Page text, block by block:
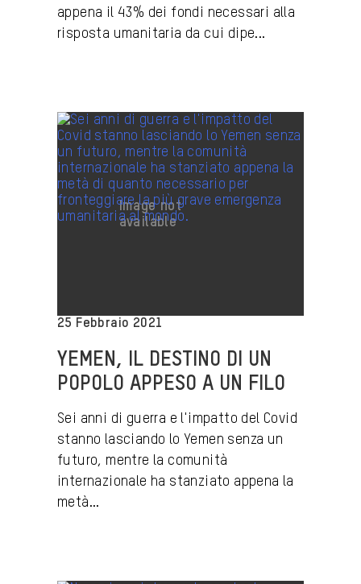
appena il 43% dei fondi necessari alla
risposta umanitaria da cui dipe...
25 Febbraio 2021
YEMEN, IL DESTINO DI UN
POPOLO APPESO A UN FILO
Sei anni di guerra e l'impatto del Covid
stanno lasciando lo Yemen senza un
futuro, mentre la comunità
internazionale ha stanziato appena la
metà...